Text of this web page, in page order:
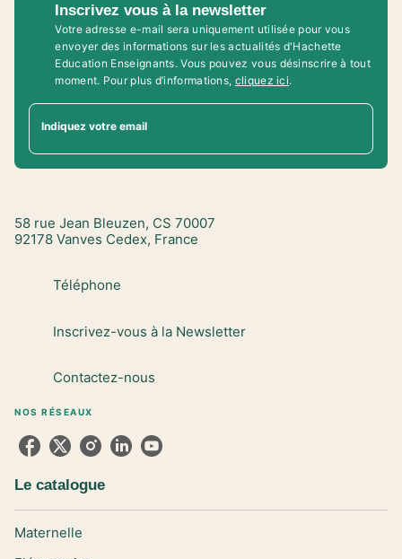
Inscrivez vous à la newsletter
Votre adresse e-mail sera uniquement utilisée pour vous
envoyer des informations sur les actualités d'Hachette
Education Enseignants. Vous pouvez vous désinscrire à tout
moment. Pour plus d’informations, cliquez ici.
Indiquez votre email
58 rue Jean Bleuzen, CS 70007
92178 Vanves Cedex, France
Téléphone
Inscrivez-vous à la Newsletter
Contactez-nous
NOS RÉSEAUX
Le catalogue
Maternelle